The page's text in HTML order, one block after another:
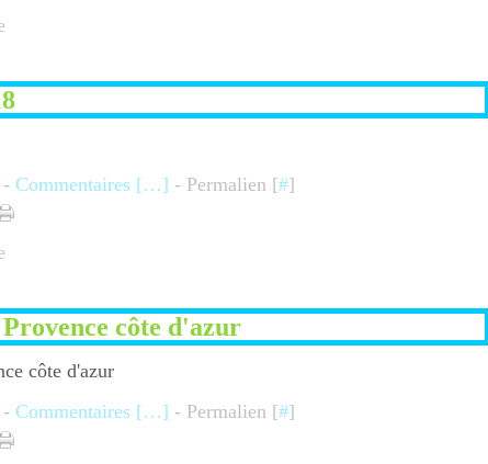
Commentaires […] - Permalien [#]
côte d'azur
Commentaires […] - Permalien [#]